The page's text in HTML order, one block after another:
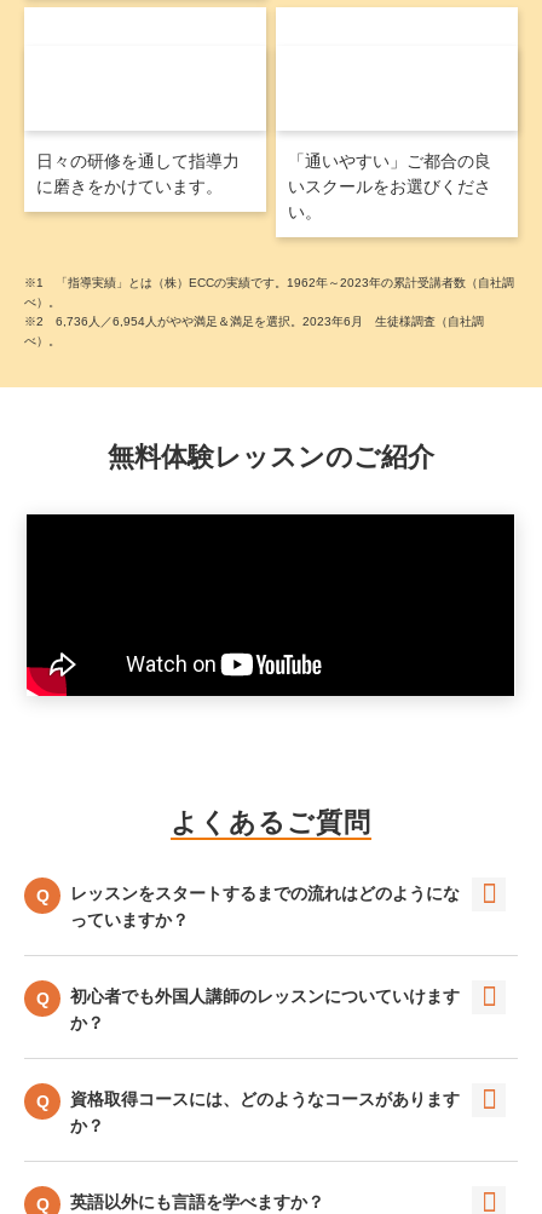
日々の研修を通して指導力
に磨きをかけています。
「通いやすい」ご都合の良
いスクールをお選びくださ
い。
※1 「指導実績」とは（株）ECCの実績です。1962年～2023年の累計受講者数（自社調
べ）。
※2 6,736人／6,954人がやや満足＆満足を選択。2023年6月 生徒様調査（自社調
べ）。
無料体験レッスンのご紹介
よくあるご質問
レッスンをスタートするまでの流れはどのようにな
っていますか？
初心者でも外国人講師のレッスンについていけます
か？
資格取得コースには、どのようなコースがあります
か？
英語以外にも言語を学べますか？